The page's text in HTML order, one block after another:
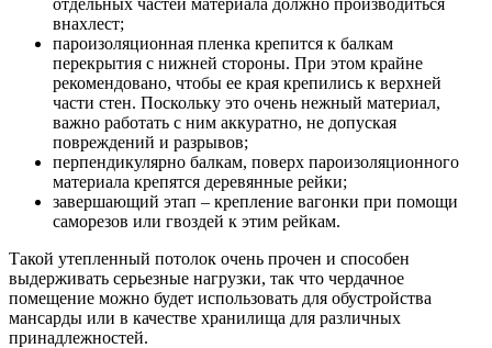
внахлест;
пароизоляционная пленка крепится к балкам
перекрытия с нижней стороны. При этом крайне
рекомендовано, чтобы ее края крепились к верхней
части стен. Поскольку это очень нежный материал,
важно работать с ним аккуратно, не допуская
повреждений и разрывов;
перпендикулярно балкам, поверх пароизоляционного
материала крепятся деревянные рейки;
завершающий этап – крепление вагонки при помощи
саморезов или гвоздей к этим рейкам.
Такой утепленный потолок очень прочен и способен
выдерживать серьезные нагрузки, так что чердачное
помещение можно будет использовать для обустройства
мансарды или в качестве хранилища для различных
принадлежностей.